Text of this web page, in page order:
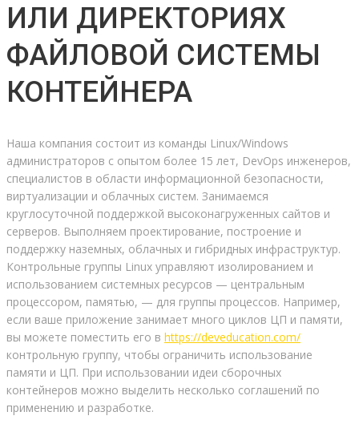
ИЛИ ДИРЕКТОРИЯХ
ФАЙЛОВОЙ СИСТЕМЫ
КОНТЕЙНЕРА
Наша компания состоит из команды Linux/Windows
администраторов с опытом более 15 лет, DevOps инженеров,
специалистов в области информационной безопасности,
виртуализации и облачных систем. Занимаемся
круглосуточной поддержкой высоконагруженных сайтов и
серверов. Выполняем проектирование, построение и
поддержку наземных, облачных и гибридных инфраструктур.
Контрольные группы Linux управляют изолированием и
использованием системных ресурсов — центральным
процессором, памятью, — для группы процессов. Например,
если ваше приложение занимает много циклов ЦП и памяти,
вы можете поместить его в https://deveducation.com/
контрольную группу, чтобы ограничить использование
памяти и ЦП. При использовании идеи сборочных
контейнеров можно выделить несколько соглашений по
применению и разработке.